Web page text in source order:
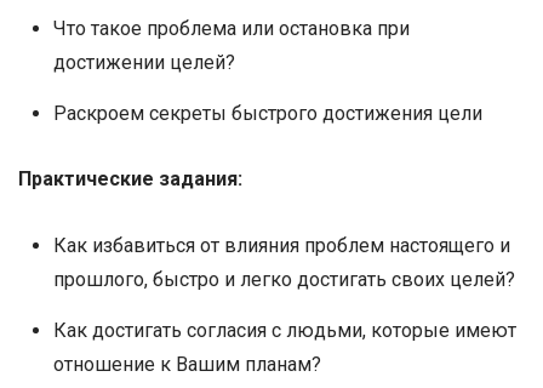
Что такое проблема или остановка при
достижении целей?
Раскроем секреты быстрого достижения цели
Практические задания:
Как избавиться от влияния проблем настоящего и
прошлого, быстро и легко достигать своих целей?
Как достигать согласия с людьми, которые имеют
отношение к Вашим планам?